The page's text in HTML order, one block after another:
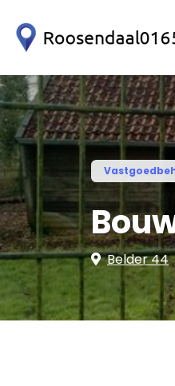
Belder 44